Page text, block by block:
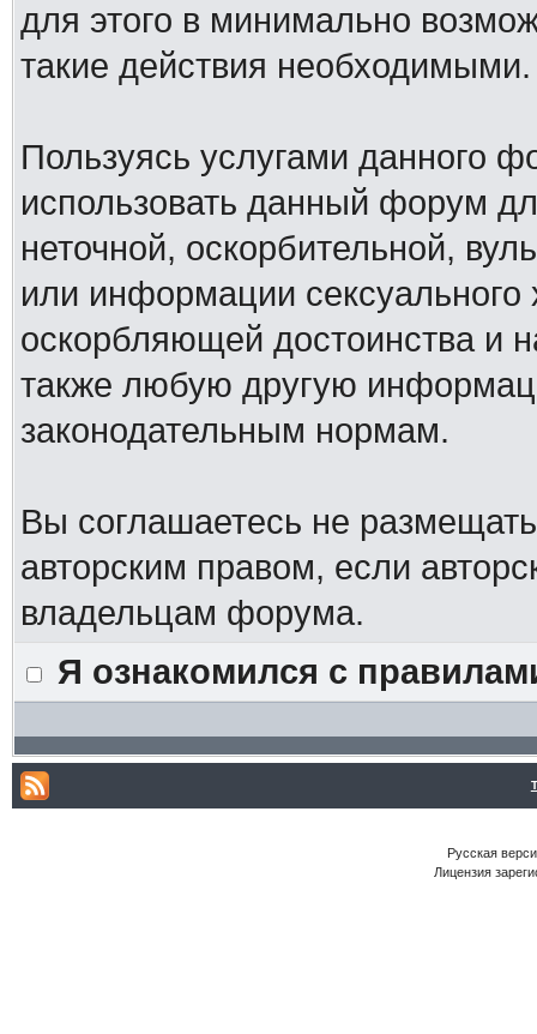
для этого в минимально
такие действия необходимыми.
Пользуясь услугами данного
использовать данный форум
неточной, оскорбительной,
или информации
оскорбляющей достоинства и
также любую другую
законодательным нормам.
Вы соглашаетесь не
авторским правом, если
владельцам форума.
Я ознакомился с
Русская
Лицензия